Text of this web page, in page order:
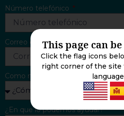
Número telefónico
Correo electrónico
Como nos encontró
¿En que lo podemos ayudar?
This page can
Click the flag icons
right corner of the site